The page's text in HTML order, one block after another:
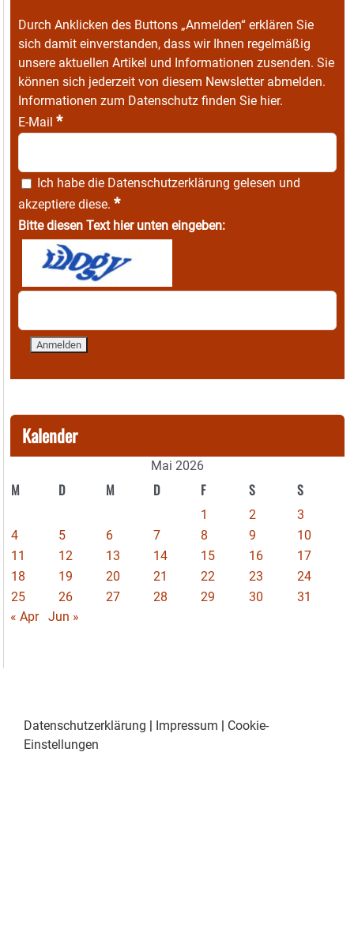
Durch Anklicken des Buttons „Anmelden“ erklären Sie
sich damit einverstanden, dass wir Ihnen regelmäßig
unsere aktuellen Artikel und Informationen zusenden. Sie
können sich jederzeit von diesem Newsletter abmelden.
Informationen zum Datenschutz finden Sie hier.
E-Mail *
Ich habe die Datenschutzerklärung gelesen und
akzeptiere diese. *
Bitte diesen Text hier unten eingeben:
Kalender
Mai 2026
M D M D F S S
1 2
3
4
5 6 7 8 9
10
11
12 13 14 15 16
17
18
19 20 21 22 23
24
25
26 27 28 29 30
31
« Apr
Jun »
Datenschutzerklärung | Impressum | Cookie-
Einstellungen